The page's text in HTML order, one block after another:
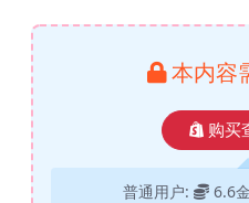
本内容
购买
普通用户: 6.6